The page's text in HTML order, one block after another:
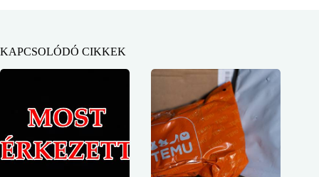
KAPCSOLÓDÓ CIKKEK